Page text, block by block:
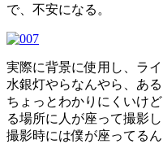
で、不安になる。
実際に背景に使用し、ライ
水銀灯やらなんやら、ある
ちょっとわかりにくいけ
る場所に人が座って撮影し
撮影時には僕が座ってる